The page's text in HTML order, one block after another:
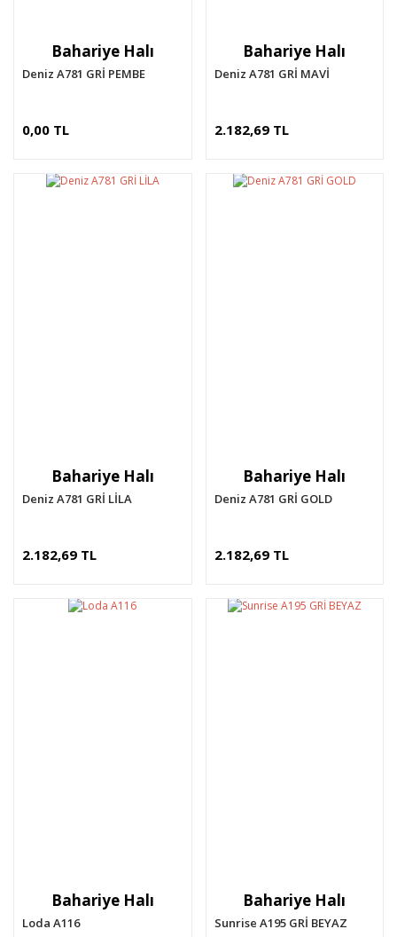
Bahariye Halı
Deniz A781 GRİ PEMBE
0,00 TL
Bahariye Halı
Deniz A781 GRİ MAVİ
2.182,69 TL
Bahariye Halı
Deniz A781 GRİ LİLA
2.182,69 TL
Bahariye Halı
Deniz A781 GRİ GOLD
2.182,69 TL
Bahariye Halı
Loda A116
Bahariye Halı
Sunrise A195 GRİ BEYAZ